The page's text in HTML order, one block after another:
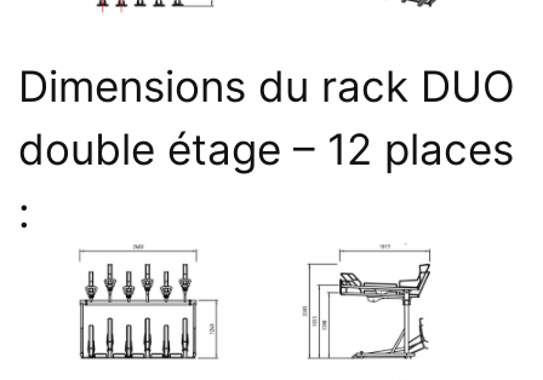
Dimensions du rack DUO
double étage – 12 places
: